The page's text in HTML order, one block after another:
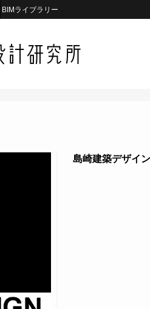
BIMライブラリー
島崎建築デザイ